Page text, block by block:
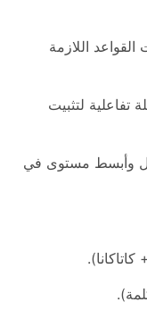
اللازمة
تفاعلية لتثبيت
وأبسط مستوى في
كاتاكانا).